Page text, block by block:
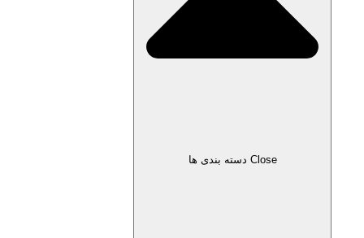
Close دسته بندی ها